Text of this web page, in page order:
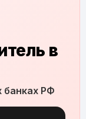
в
банках РФ